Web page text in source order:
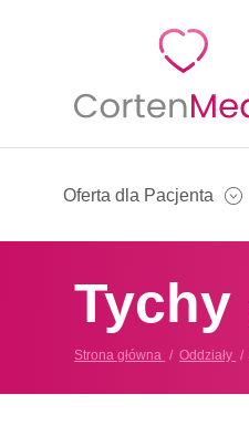
Oferta dla Pacjenta
Tychy
Strona główna Oddziały